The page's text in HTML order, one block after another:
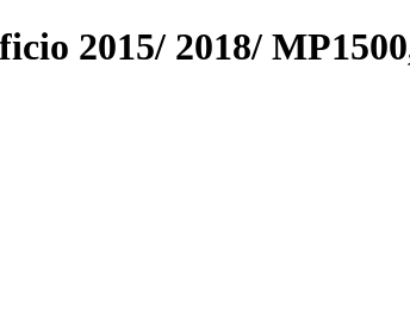
2015/ 2018/